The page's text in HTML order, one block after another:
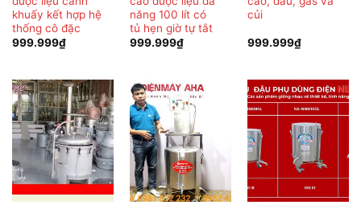
khuấy kết hợp hệ
thống cô đặc
999.999₫
năng 100 lít có
tủ hẹn giờ tự tắt
999.999₫
củi
999.999₫